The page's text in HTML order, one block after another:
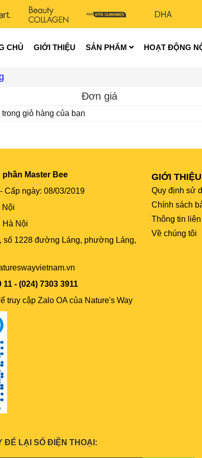
CHỦ GIỚI THIỆU SẢN PHẨM HOẠT ĐỘNG
Đơn giá
giỏ hàng của bạn
Master Bee
Cấp ngày: 08/03/2019
Nội
Hà Nội
số 1228 đường Láng, phường Láng,
- (024) 7303 3911
truy cập Zalo OA của Nature's Way
GIỚI THIỆU
Quy định sử
Chính sách
Thông tin
Về chúng tôi
ĐỂ LẠI SỐ ĐIỆN THOẠI: